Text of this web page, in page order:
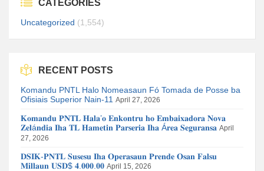
CATEGORIES
Uncategorized (1,554)
RECENT POSTS
Komandu PNTL Halo Nomeasaun Fó Tomada de Posse ba
Ofisiais Superior Nain-11 April 27, 2026
𝐊𝐨𝐦𝐚𝐧𝐝𝐮 𝐏𝐍𝐓𝐋 𝐇𝐚𝐥𝐚’𝐨 𝐄𝐧𝐤𝐨𝐧𝐭𝐫𝐮 𝐡𝐨 𝐄𝐦𝐛𝐚𝐢𝐱𝐚𝐝𝐨𝐫𝐚 𝐍𝐨𝐯𝐚
𝐙𝐞𝐥á𝐧𝐝𝐢𝐚 𝐈𝐡𝐚 𝐓𝐋 𝐇𝐚𝐦𝐞𝐭𝐢𝐧 𝐏𝐚𝐫𝐬𝐞𝐫𝐢𝐚 𝐈𝐡𝐚 Á𝐫𝐞𝐚 𝐒𝐞𝐠𝐮𝐫𝐚𝐧𝐬𝐚 April
27, 2026
𝐃𝐒𝐈𝐊-𝐏𝐍𝐓𝐋 𝐒𝐮𝐬𝐞𝐬𝐮 𝐈𝐡𝐚 𝐎𝐩𝐞𝐫𝐚𝐬𝐚𝐮𝐧 𝐏𝐫𝐞𝐧𝐝𝐞 𝐎𝐬𝐚𝐧 𝐅𝐚𝐥𝐬𝐮
𝐌𝐢𝐥𝐥𝐚𝐮𝐧 𝐔𝐒𝐃$ 𝟒.𝟎𝟎𝟎.𝟎𝟎 April 15, 2026